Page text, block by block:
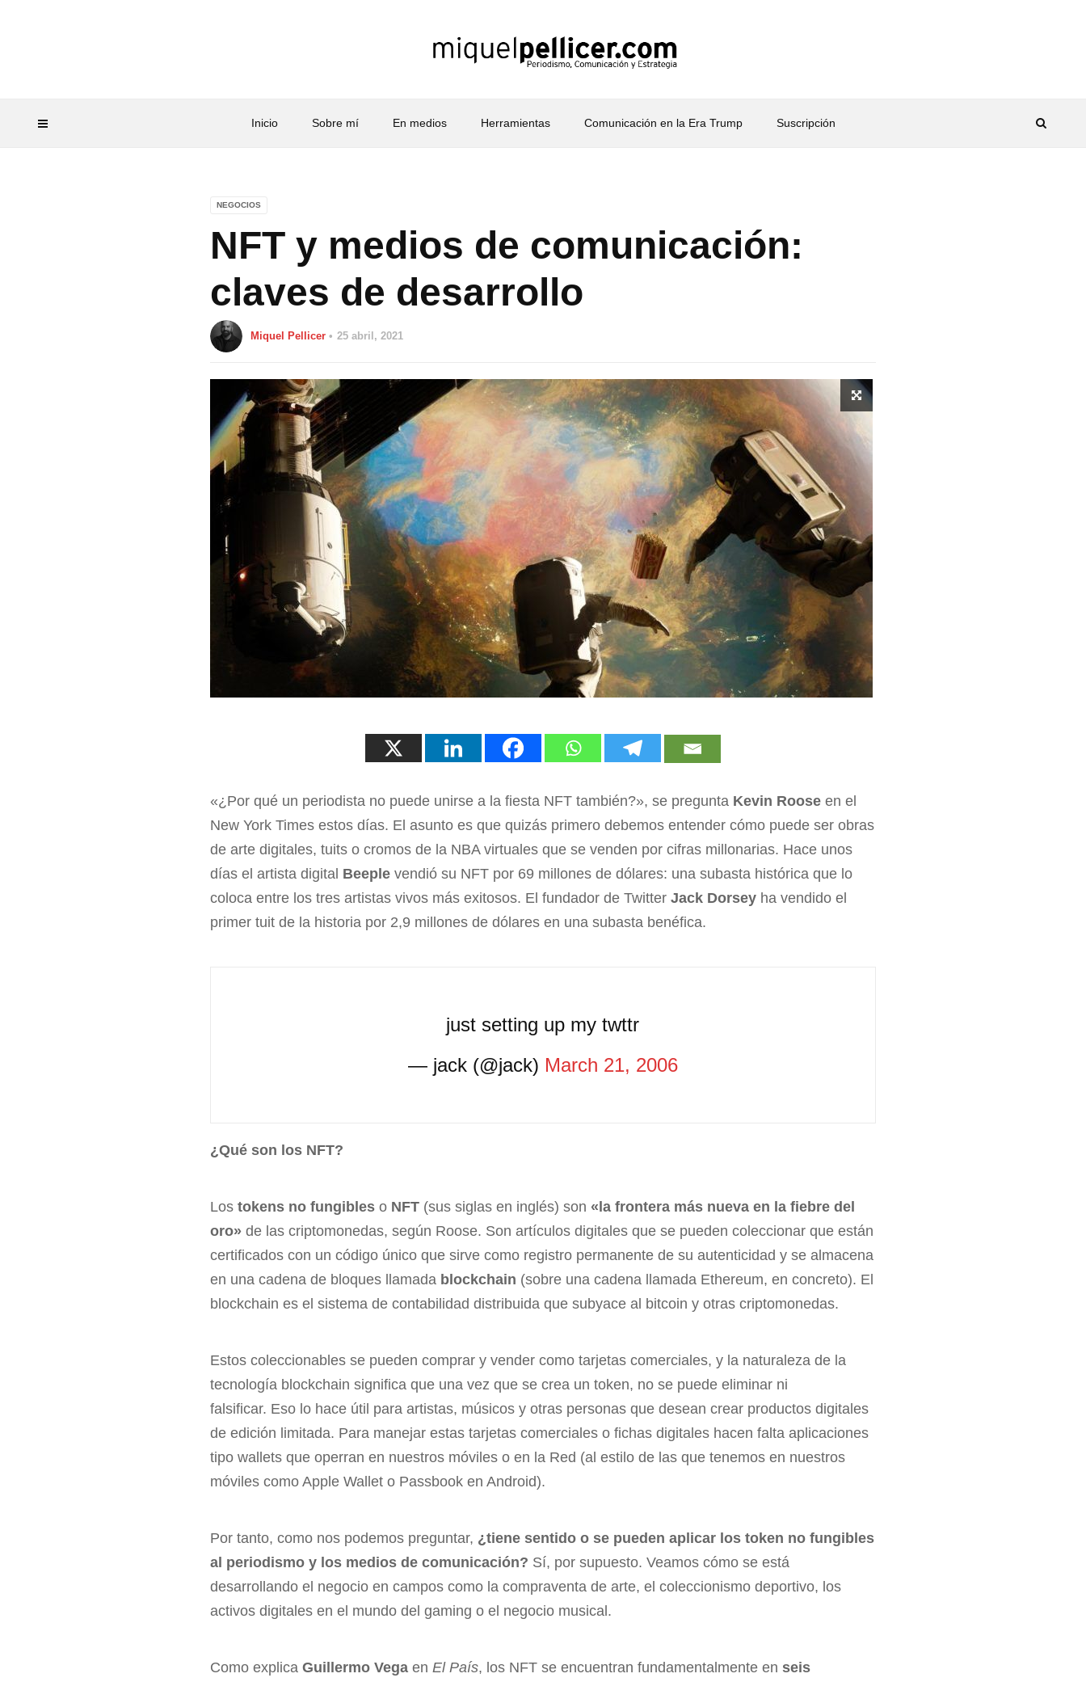
Inicio Sobre mí En medios Herramientas Comunicación en la Era Trump Suscripción
NEGOCIOS
NFT y medios de comunicación:
claves de desarrollo
Miquel Pellicer 25 abril, 2021
«¿Por qué un periodista no puede unirse a la fiesta NFT también?», se pregunta Kevin Roose en el
New York Times estos días. El asunto es que quizás primero debemos entender cómo puede ser obras
de arte digitales, tuits o cromos de la NBA virtuales que se venden por cifras millonarias. Hace unos
días el artista digital Beeplevendió su NFT por 69 millones de dólares: una subasta histórica que lo
coloca entre los tres artistas vivos más exitosos. El fundador de TwitterJack Dorsey ha vendido el
primer tuit de la historia por 2,9 millones de dólares en una subasta benéfica.
just setting up my twttr
— jack (@jack) March 21, 2006
¿Qué son los NFT?
Lostokens no fungibles o NFT (sus siglas en inglés) son«la frontera más nueva en la fiebre del
oro» de las criptomonedas, según Roose. Son artículos digitales que se pueden coleccionar que están
certificados con un código único que sirve como registro permanente de su autenticidad y se almacena
en una cadena de bloques llamada blockchain (sobre una cadena llamada Ethereum, en concreto). El
blockchain es el sistema de contabilidad distribuida que subyace al bitcoin y otras criptomonedas.
Estos coleccionables se pueden comprar y vender como tarjetas comerciales, y la naturaleza de la
tecnología blockchain significa que una vez que se crea un token, no se puede eliminar ni
falsificar. Eso lo hace útil para artistas, músicos y otras personas que desean crear productos digitales
de edición limitada. Para manejar estas tarjetas comerciales o fichas digitales hacen falta aplicaciones
tipo wallets que operran en nuestros móviles o en la Red (al estilo de las que tenemos en nuestros
móviles como Apple Wallet o Passbook en Android).
Por tanto, como nos podemos preguntar, ¿tiene sentido o se pueden aplicar los token no fungibles
al periodismo y los medios de comunicación? Sí, por supuesto. Veamos cómo se está
desarrollando el negocio en campos como la compraventa de arte, el coleccionismo deportivo, los
activos digitales en el mundo del gaming o el negocio musical.
Como explicaGuillermo Vega enEl País, los NFT se encuentran fundamentalmente en seis